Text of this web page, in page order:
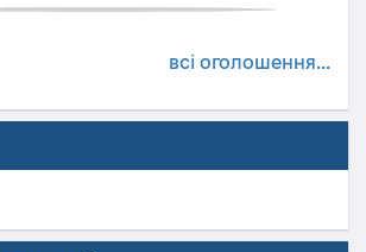
всі оголошення...